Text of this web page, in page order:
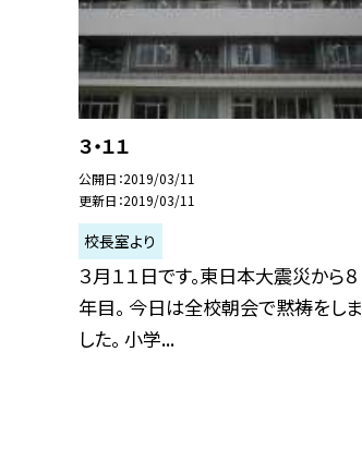
３・１１
公開日 2019/03/11
更新日 2019/03/11
校長室より
３月１１日です。東日本大震災から８
年目。 今日は全校朝会で黙祷をしま
した。 小学...